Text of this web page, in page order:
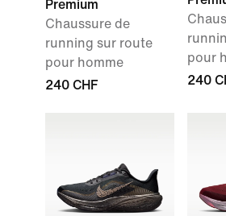
Premium
Chaussure de
running sur route
pour homme
240 CHF
pour
240